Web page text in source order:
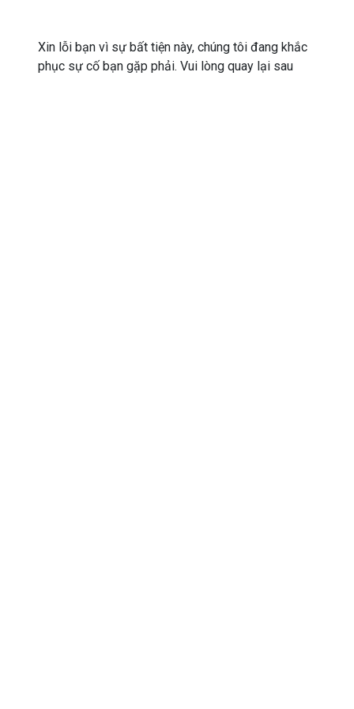
Xin lỗi bạn vì sự bất tiện này, chúng tôi đang khắc
phục sự cố bạn gặp phải. Vui lòng quay lại sau